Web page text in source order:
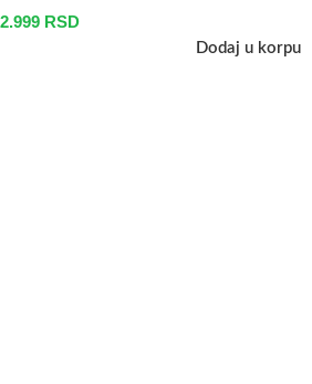
2.999 RSD
Dodaj u korpu